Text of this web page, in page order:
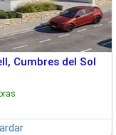
Cumbres del Sol